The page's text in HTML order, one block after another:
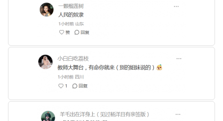
论坛搜索
博客树